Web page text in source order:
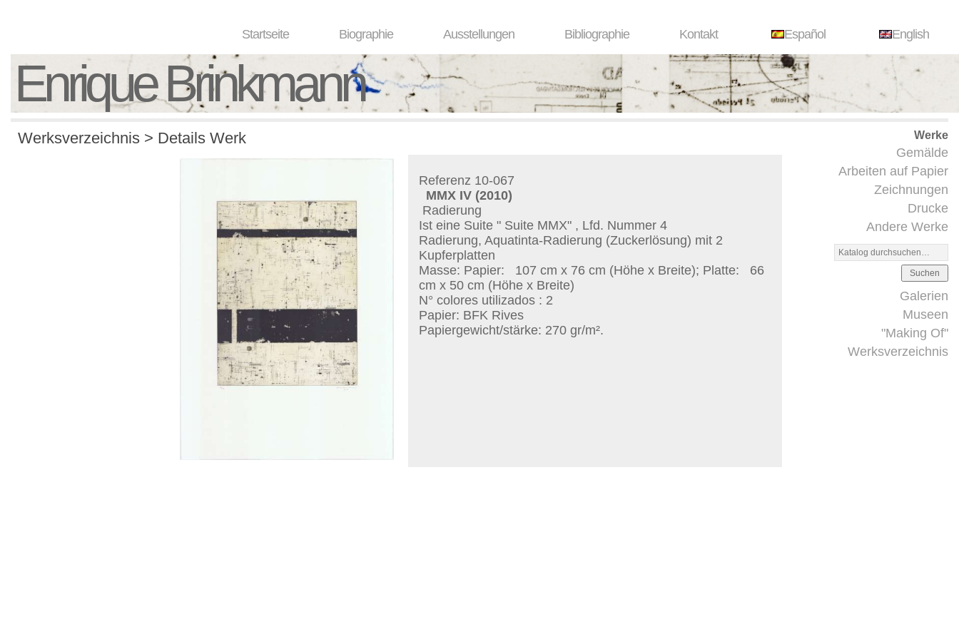
Startseite Biographie Ausstellungen Bibliographie Kontakt Español English
Enrique Brinkmann
Werke
Gemälde
Arbeiten auf Papier
Zeichnungen
Drucke
Andere Werke
Suchen
Galerien
Museen
"Making Of"
Werksverzeichnis
Werksverzeichnis > Details Werk
Referenz 10-067
MMX IV(2010)
Radierung
Ist eine Suite " Suite MMX" , Lfd. Nummer 4
Radierung, Aquatinta-Radierung (Zuckerlösung) mit 2
Kupferplatten
Masse: Papier:
107 cm x 76 cm (Höhe x Breite); Platte:
66
cm x 50 cm (Höhe x Breite)
N° colores utilizados : 2
Papier: BFK Rives
Papiergewicht/stärke: 270 gr/m².